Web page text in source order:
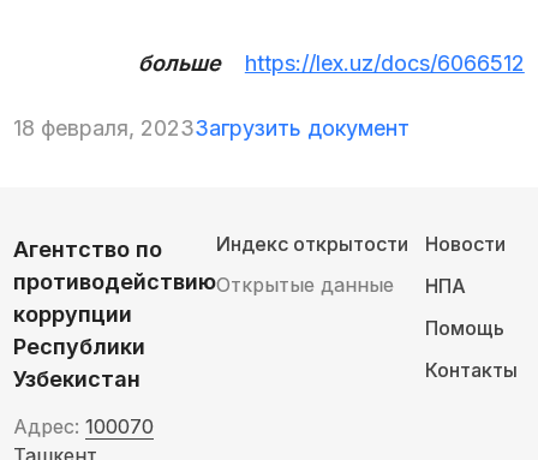
больше https://lex.uz/docs/6066512
18 февраля, 2023Загрузить документ
Агентство по
противодействию
коррупции
Республики
Узбекистан
Адрес: 100070
Ташкент,
Индекс открытости
Открытые данные
Новости
НПА
Помощь
Контакты